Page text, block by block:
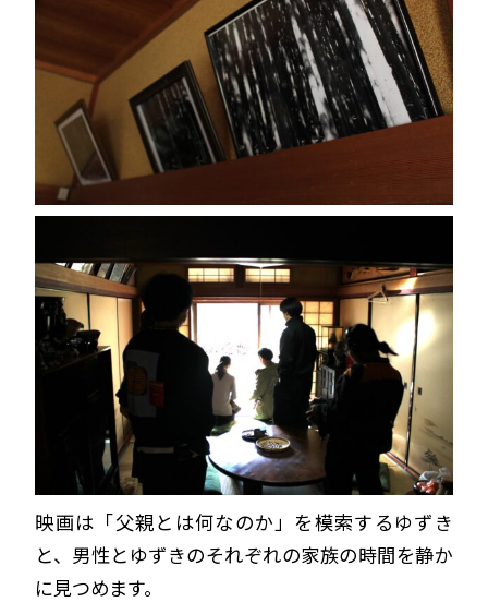
映画は「父親とは何なのか」を模索するゆずき
と、男性とゆずきのそれぞれの家族の時間を静か
に見つめます。